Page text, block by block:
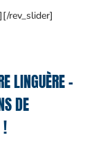
rev_slider]
LINGUÈRE –
DE
!